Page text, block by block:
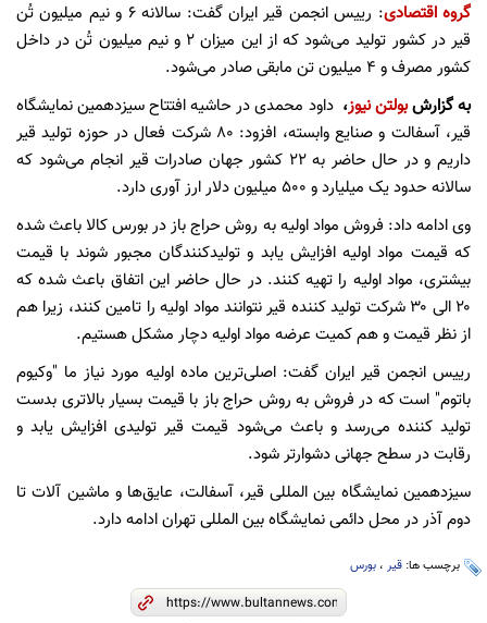
گروه اقتصادی
: رییس انجمن قیر ایران گفت: سالانه ۶ و نیم میلیون تُن
قیر در کشور تولید می‌شود که از این میزان ۲ و نیم میلیون تُن در داخل
کشور مصرف و ۴ میلیون تن مابقی صادر می‌شود.
به گزارشبولتن نیوز، داود محمدی در حاشیه افتتاح سیزدهمین نمایشگاه
قیر، آسفالت و صنایع وابسته، افزود: ۸۰ شرکت فعال در حوزه تولید قیر
داریم و در حال حاضر به ۲۲ کشور جهان صادرات قیر انجام می‌شود که
سالانه حدود یک میلیارد و ۵۰۰ میلیون دلار ارز آوری دارد.
وی ادامه داد: فروش مواد اولیه به روش حراج باز در بورس کالا باعث شده
که قیمت مواد اولیه افزایش یابد و تولیدکنندگان مجبور شوند با قیمت
بیشتری، مواد اولیه را تهیه کنند. در حال حاضر این اتفاق باعث شده که
۲۰ الی ۳۰ شرکت تولید کننده قیر نتوانند مواد اولیه را تامین کنند، زیرا هم
از نظر قیمت و هم کمیت عرضه مواد اولیه دچار مشکل هستیم.
رییس انجمن قیر ایران گفت: اصلی‌ترین ماده اولیه مورد نیاز ما "وکیوم
باتوم" است که در فروش به روش حراج باز با قیمت بسیار بالاتری بدست
تولید کننده می‌رسد و باعث می‌شود قیمت قیر تولیدی افزایش یابد و
رقابت در سطح جهانی دشوارتر شود.
سیزدهمین نمایشگاه بین المللی قیر، آسفالت، عایق‌ها و ماشین آلات تا
دوم آذر در محل دائمی نمایشگاه بین المللی تهران ادامه دارد.
برچسب ها: قیر ، بورس